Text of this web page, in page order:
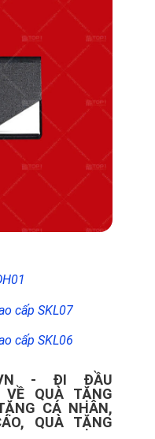
cấp SKL07
cấp SKL06
- ĐI ĐẦU
QUÀ TẶNG
CÁ NHÂN,
QUÀ TẶNG